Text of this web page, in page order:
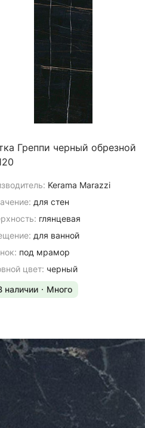
Греппи черный обрезной
Kerama Marazzi
для стен
глянцевая
для ванной
под мрамор
цвет: черный
наличии
Много